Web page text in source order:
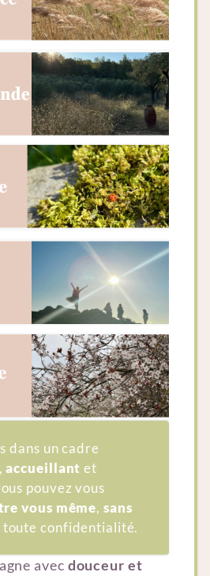
dans un cadre
,accueillant et
pouvez vous
vous même,sans
toute confidentialité.
avec douceur et